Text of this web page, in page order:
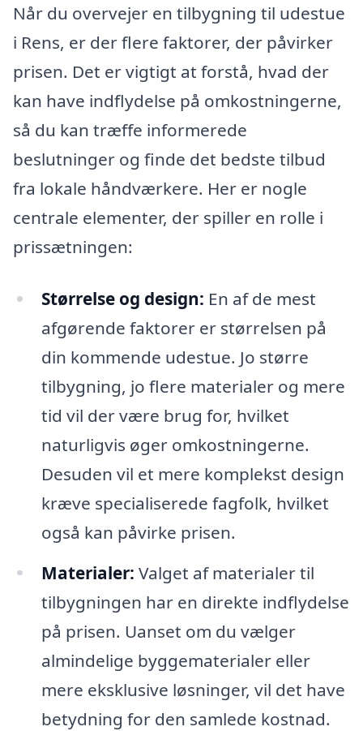
Når du overvejer en tilbygning til udestue
i Rens, er der flere faktorer, der påvirker
prisen. Det er vigtigt at forstå, hvad der
kan have indflydelse på omkostningerne,
så du kan træffe informerede
beslutninger og finde det bedste tilbud
fra lokale håndværkere. Her er nogle
centrale elementer, der spiller en rolle i
prissætningen:
Størrelse og design: En af de mest
afgørende faktorer er størrelsen på
din kommende udestue. Jo større
tilbygning, jo flere materialer og mere
tid vil der være brug for, hvilket
naturligvis øger omkostningerne.
Desuden vil et mere komplekst design
kræve specialiserede fagfolk, hvilket
også kan påvirke prisen.
Materialer: Valget af materialer til
tilbygningen har en direkte indflydelse
på prisen. Uanset om du vælger
almindelige byggematerialer eller
mere eksklusive løsninger, vil det have
betydning for den samlede kostnad.